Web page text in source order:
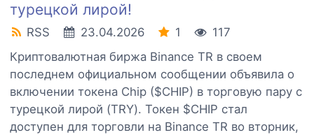
турецкой лирой!
RSS 23.04.2026 1
117
Криптовалютная биржа Binance TR в своем
последнем официальном сообщении объявила о
включении токена Chip ($CHIP) в торговую пару с
турецкой лирой (TRY). Токен $CHIP стал
доступен для торговли на Binance TR во вторник,